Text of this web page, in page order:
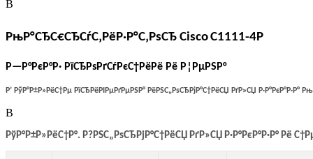
В
РњР°СЂС€СЂСѓС‚РёР·Р°С‚РѕСЂ CiscoC1111-4P
Р—Р°РєР°Р· РїСЂРѕРґСѓРєС†РёРё Рё Р¦РµРЅР°
Р’ РўР°Р±Р»РёС†Рµ РїСЂРёРІРµРґРµРЅР° РёРЅС„РѕСЂРјР°С†РёСЏ РґР»СЏ Р·Р°РєР°Р·Р°
В
РўР°Р±Р»РёС†Р°. Р?РЅС„РѕСЂРјР°С†РёСЏ РґР»СЏ Р·Р°РєР°Р·Р° Рё